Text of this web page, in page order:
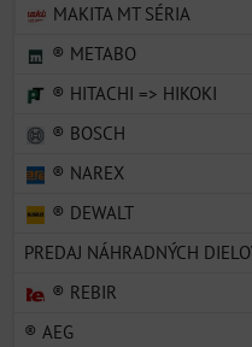
MAKITA MT SÉRIA
® METABO
® HITACHI => HIKOKI
® BOSCH
® NAREX
® DEWALT
PREDAJ NÁHRADNÝCH
® REBIR
® AEG